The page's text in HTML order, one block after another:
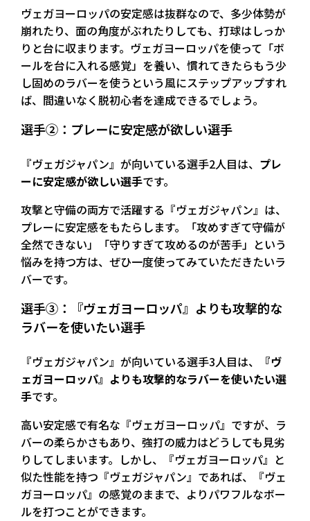
ヴェガヨーロッパの安定感は抜群なので、多少体勢が
崩れたり、面の角度がぶれたりしても、打球はしっか
りと台に収まります。ヴェガヨーロッパを使って「ボ
ールを台に入れる感覚」を養い、慣れてきたらもう少
し固めのラバーを使うという風にステップアップすれ
ば、間違いなく脱初心者を達成できるでしょう。
選手②：プレーに安定感が欲しい選手
『ヴェガジャパン』が向いている選手2人目は、 プレ
ーに安定感が欲しい選手です。
攻撃と守備の両方で活躍する『ヴェガジャパン』は、
プレーに安定感をもたらします。「攻めすぎて守備が
全然できない」「守りすぎて攻めるのが苦手」という
悩みを持つ方は、ぜひ一度使ってみていただきたいラ
バーです。
選手③：『ヴェガヨーロッパ』よりも攻撃的な
ラバーを使いたい選手
『ヴェガジャパン』が向いている選手3人目は、
『ヴ
ェガヨーロッパ』よりも攻撃的なラバーを使いたい選
手です。
高い安定感で有名な『ヴェガヨーロッパ』ですが、ラ
バーの柔らかさもあり、強打の威力はどうしても見劣
りしてしまいます。しかし、『ヴェガヨーロッパ』と
似た性能を持つ『ヴェガジャパン』であれば、『ヴェ
ガヨーロッパ』の感覚のままで、よりパワフルなボー
ルを打つことができます。